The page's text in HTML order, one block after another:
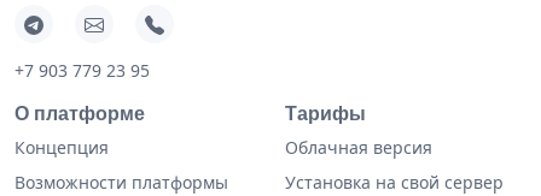
+7 903 779 23 95
О платформе
Концепция
Возможности платформы
Тарифы
Облачная версия
Установка на свой сервер